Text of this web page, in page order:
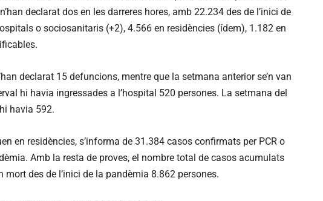
declarat dos en les darreres hores, amb 22.234 des de l’inici de
o sociosanitaris (+2), 4.566 en residències (ídem), 1.182 en
declarat 15 defuncions, mentre que la setmana anterior se’n van
hi havia ingressades a l’hospital 520 persones. La setmana del
havia 592.
en residències, s’informa de 31.384 casos confirmats per PCR o
Amb la resta de proves, el nombre total de casos acumulats
mort des de l’inici de la pandèmia 8.862 persones.